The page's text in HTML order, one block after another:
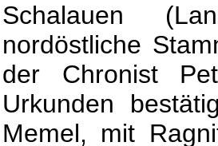
Schalauen
nordöstliche
der Chronist
Urkunden
Memel, mit